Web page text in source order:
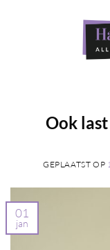
Ook
GEPLAATST OP
01
jan